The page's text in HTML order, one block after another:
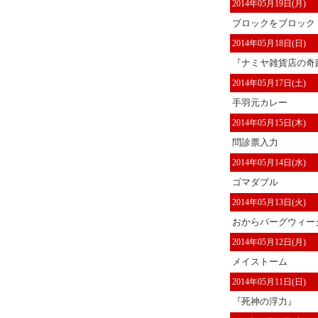
2014年05月19日(月)
ブロックをブロック
2014年05月18日(日)
『ナミヤ雑貨店の奇
2014年05月17日(土)
手羽元カレー
2014年05月15日(木)
問診票入力
2014年05月14日(水)
ゴマダブル
2014年05月13日(火)
おからバーグウィー
2014年05月12日(月)
メイストーム
2014年05月11日(日)
『死神の浮力』